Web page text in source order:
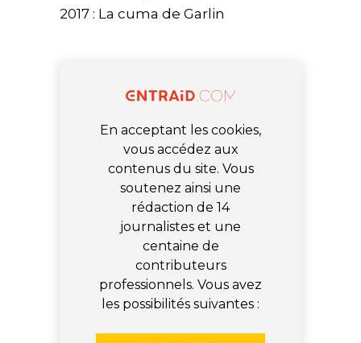
2017 : La cuma de Garlin
En acceptant les cookies,
vous accédez aux
contenus du site. Vous
soutenez ainsi une
rédaction de 14
journalistes et une
centaine de
contributeurs
professionnels. Vous avez
les possibilités suivantes :